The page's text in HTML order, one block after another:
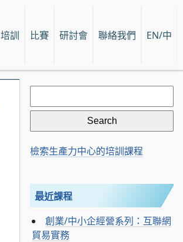
培訓 比賽 研討會 聯絡我們 EN/中
Search
for:
檢索生產力中心的培訓課程
最近課程
創業/中小企經營系列：互聯網
貿易實務